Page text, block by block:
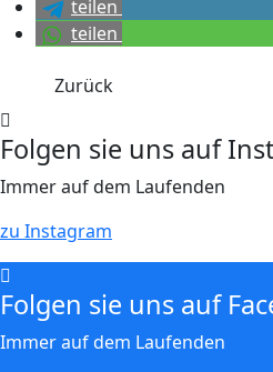
teilen
teilen
Zurück
Folgen sie uns auf
Immer auf dem Laufenden
zu Instagram
Folgen sie uns auf
Immer auf dem Laufenden